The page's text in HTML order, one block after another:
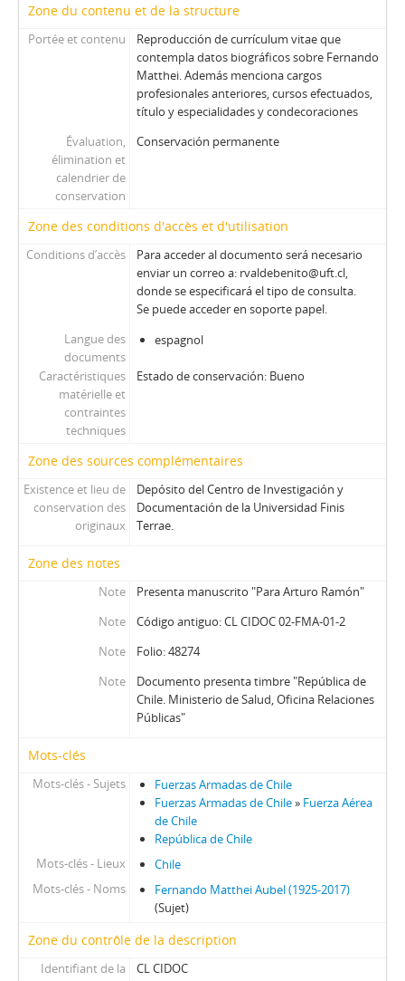
Zone du contenu et de la structure
Portée et contenu
Reproducción de currículum vitae que
contempla datos biográficos sobre Fernando
Matthei. Además menciona cargos
profesionales anteriores, cursos efectuados,
título y especialidades y condecoraciones
Évaluation,
élimination et
calendrier de
conservation
Conservación permanente
Zone des conditions d'accès et d'utilisation
Conditions d’accès
Para acceder al documento será necesario
enviar un correo a: rvaldebenito@uft.cl,
donde se especificará el tipo de consulta.
Se puede acceder en soporte papel.
Langue des
documents
espagnol
Caractéristiques
matérielle et
contraintes
techniques
Estado de conservación: Bueno
Zone des sources complémentaires
Existence et lieu de
conservation des
originaux
Depósito del Centro de Investigación y
Documentación de la Universidad Finis
Terrae.
Zone des notes
Note
Presenta manuscrito "Para Arturo Ramón"
Note
Código antiguo: CL CIDOC 02-FMA-01-2
Note
Folio: 48274
Note
Documento presenta timbre "República de
Chile. Ministerio de Salud, Oficina Relaciones
Públicas"
Mots-clés
Mots-clés - Sujets
Fuerzas Armadas de Chile
Fuerzas Armadas de Chile» Fuerza Aérea
de Chile
República de Chile
Mots-clés - Lieux
Chile
Mots-clés - Noms
Fernando Matthei Aubel (1925-2017)
(Sujet)
Zone du contrôle de la description
Identifiant de la
CL CIDOC